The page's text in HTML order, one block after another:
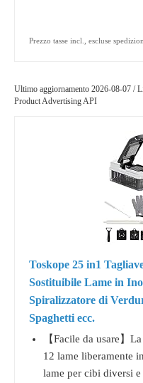
Prezzo tasse incl., escluse
Ultimo aggiornamento 2026-08-07 /
Product Advertising API
Toskope 25 in1
Sostituibile Lame in
Spiralizzatore di
Spaghetti ecc.
【Facile da usare】
12 lame liberamente
lame per cibi diversi